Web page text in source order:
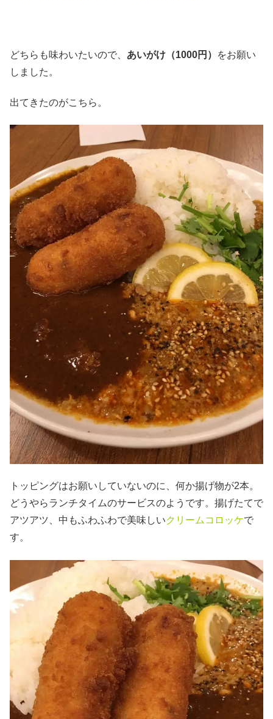
どちらも味わいたいので、 あいがけ（1000円）
をお願い
しました。
出てきたのがこちら。
トッピングはお願いしていないのに、何か揚げ物が2本。
どうやらランチタイムのサービスのようです。揚げたてで
アツアツ、中もふわふわで美味しいクリームコロッケで
す。